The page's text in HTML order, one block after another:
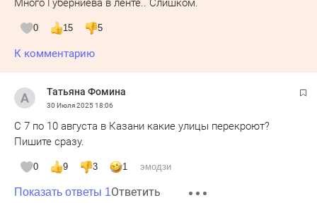
Много Губерниева в ленте.. Слишком.
0 15 5
К комментарию
Татьяна Фомина
30 Июля 202518:06
С 7 по 10 августа в Казани какие улицы перекроют?
Пишите сразу.
0 9 3 1 эмодзи
Показать ответы 1Ответить